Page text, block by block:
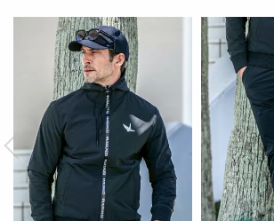
【ワッペンロゴに関するご注意】
本製品に使用しているワッペンロゴ(
着加工にて取り付けを行っておりま
を採用している為、素材特有の滑ら
影響により まれにワッペンが剥がれ
ございます。
※万が一剥がれが生じた場合は、弊
承りますのでお気軽にご連絡くださ